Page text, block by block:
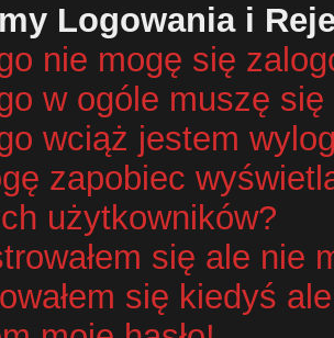
Logowania i
nie mogę się
w ogóle muszę
wciąż jestem
zapobiec
użytkowników?
się ale nie
się kiedyś